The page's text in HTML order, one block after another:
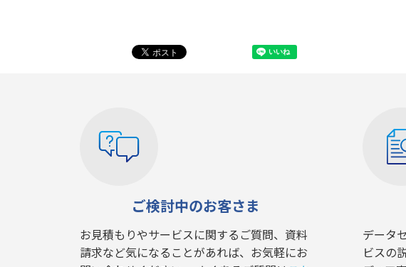
ご検討中のお客さま
お見積もりやサービスに関するご質問、資料
請求など気になることがあれば、お気軽にお
データ
ビスの